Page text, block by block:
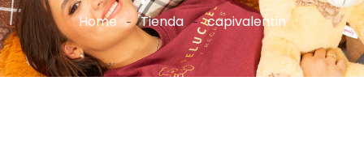
Home Tienda capivalentin